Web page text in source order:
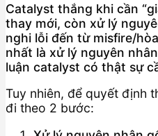
Catalyst thắng khi cần
thay mới, còn xử lý
nghi lỗi đến từ misfire/
nhất là xử lý nguyên
luận catalyst có thật sự
Tuy nhiên, để quyết định
đi theo 2 bước: